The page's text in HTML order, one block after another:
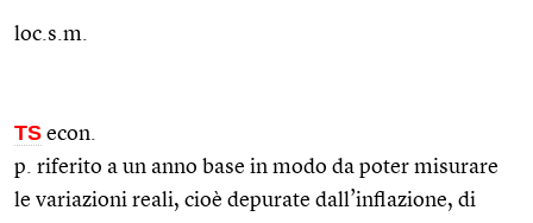
loc.s.m.
TS econ.
p. riferito a un anno base in modo da poter misurare
le variazioni reali, cioè depurate dall’inflazione, di